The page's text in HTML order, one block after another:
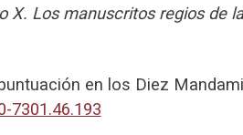
X. Los manuscritos regios de
en los Diez
7301.46.193